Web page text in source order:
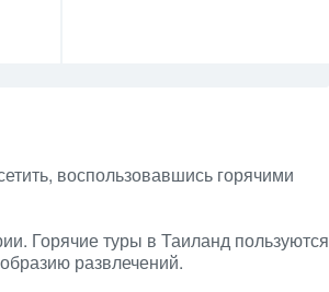
воспользовавшись горячими
Горячие туры в Таиланд пользуются
развлечений.